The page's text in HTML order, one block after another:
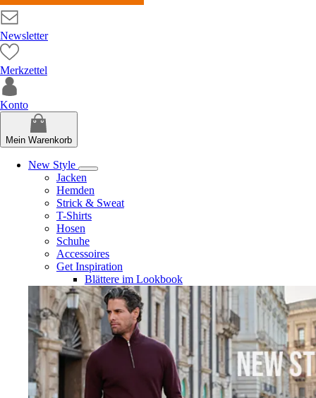
Newsletter
Merkzettel
Konto
Mein Warenkorb
New Style
Jacken
Hemden
Strick & Sweat
T-Shirts
Hosen
Schuhe
Accessoires
Get Inspiration
Blättere im Lookbook